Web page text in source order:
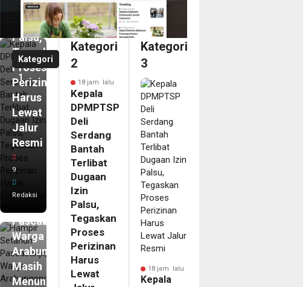
Kategori
1
Dugaan
Izin
Palsu,
Tegaskan
Proses
Perizinan
Harus
Lewat
Jalur
Resmi
9
Redaksi
18
jam
Hampir
Setahun
Pascabanjir,
Warga
Arabungong
Masih
Menunggu
Kategori
2
18 jam lalu
Kepala
DPMPTSP
Deli
Serdang
Bantah
Terlibat
Dugaan
Izin
Palsu,
Tegaskan
Proses
Perizinan
Harus
Lewat
Kategori
3
18 jam lalu
Kepala